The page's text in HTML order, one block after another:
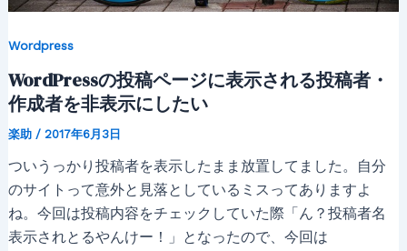
Wordpress
WordPressの投稿ページに表示される投稿者・
作成者を非表示にしたい
楽助 / 2017年6月3日
ついうっかり投稿者を表示したまま放置してました。自分
のサイトって意外と見落としているミスってありますよ
ね。今回は投稿内容をチェックしていた際「ん？投稿者名
表示されとるやんけー！」となったので、今回は